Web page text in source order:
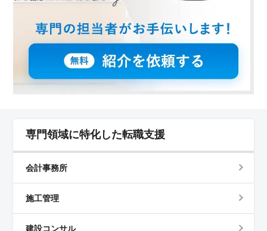
強みを活かした仕事ができる環境を提供していま
1000万円という魅力的な待遇をご用意しています。さら
に、通勤手当や福利厚生も充実しており、働きやすい環
境を整えています。弁護士資格を持ち、新たな挑戦を求
める方々のご応募をお待ちしています。
専門領域に特化した転職支援
会計事務所
施工管理
建設コンサル